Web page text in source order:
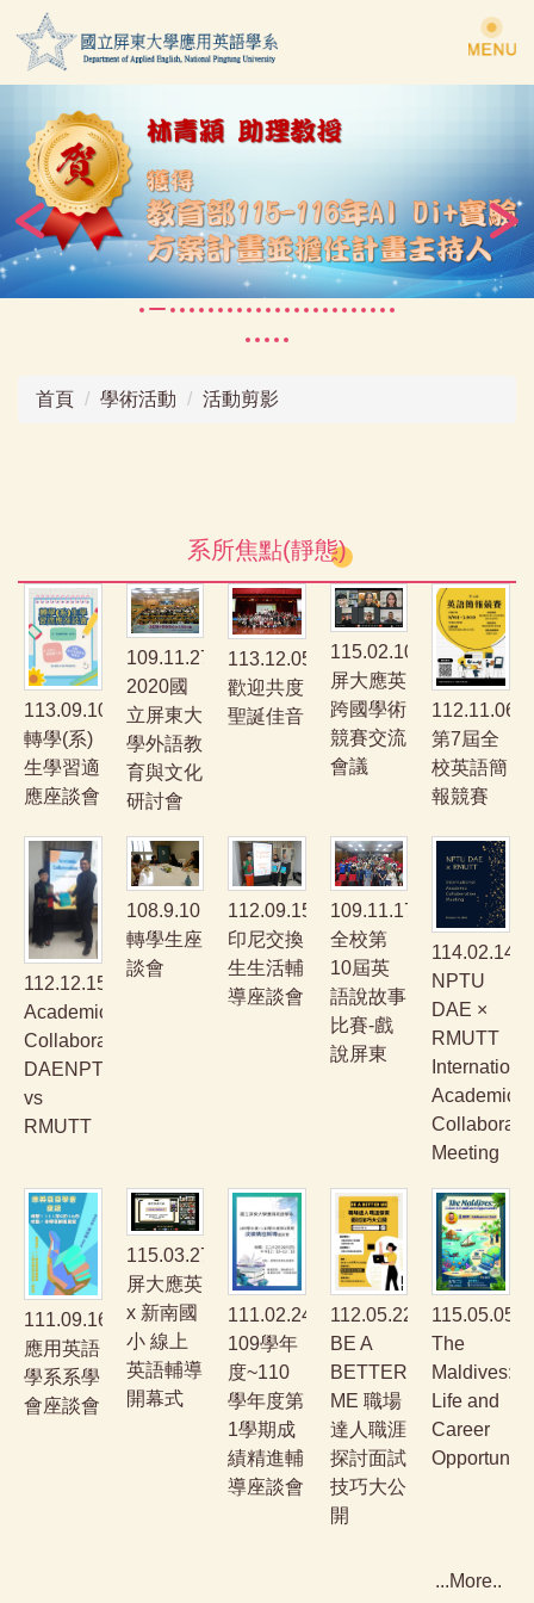
到
主
容
首頁 學術活動 活動剪影
系所焦點(靜態)
113.09.10
轉學(系)
生學習適
應座談會
109.11.27
2020國
立屏東大
學外語教
育與文化
研討會
113.12.05
歡迎共度
聖誕佳音
115.02.10
屏大應英
跨國學術
競賽交流
會議
112.11.06
第7屆全
校英語簡
報競賽
112.12.15
Academic
Collaboration：
DAENPTU
vs
RMUTT
108.9.10
轉學生座
談會
112.09.15
印尼交換
生生活輔
導座談會
109.11.17
全校第
10屆英
語說故事
比賽-戲
說屏東
114.02.14
NPTU
DAE ×
RMUTT
Academic
Meeting
111.09.16
應用英語
學系系學
會座談會
115.03.27
屏大應英
x 新南國
小 線上
英語輔導
開幕式
111.02.24
109學年
度~110
學年度第
1學期成
績精進輔
導座談會
112.05.22
BE A
BETTER
ME 職場
達人職涯
探討面試
技巧大公
開
115.05.05
The
Life and
Career
More..